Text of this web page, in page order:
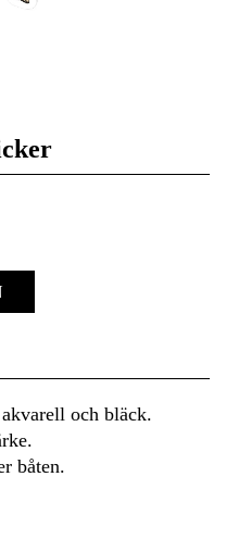
och bläck.
båten.